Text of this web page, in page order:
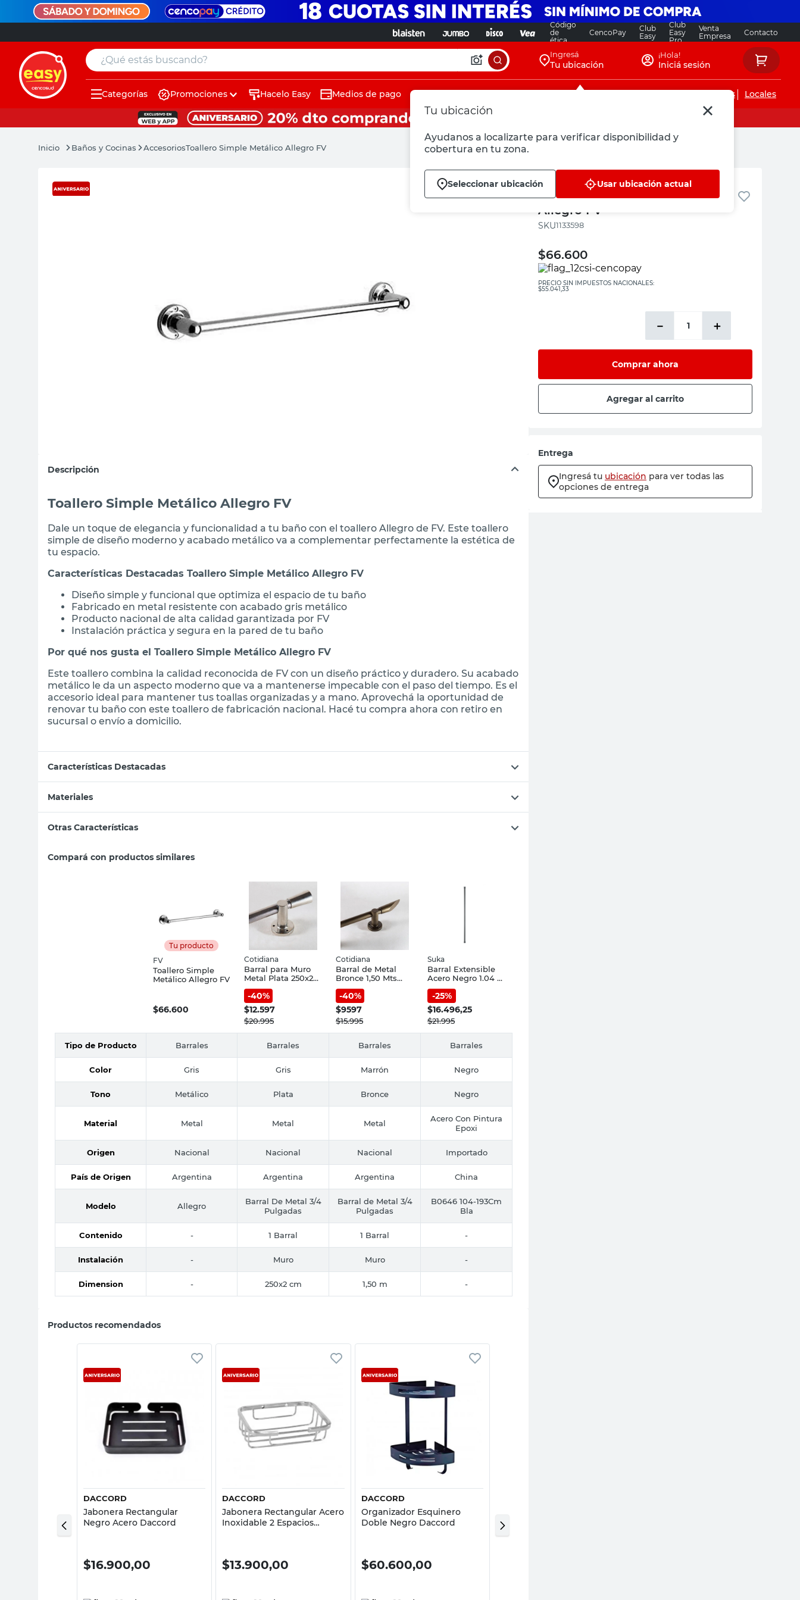
Código
de
ética
CencoPay
Club
Easy
Club
Easy
Pro
Venta
Empresa
Contacto
¿Qué estás buscando? Ingresá
Tu ubicación
Tu ubicación
Ayudanos a localizarte para verificar disponibilidad y
cobertura en tu zona.
Seleccionar ubicación Usar ubicación actual
¡Hola!
Iniciá sesión
Categorías Promociones Hacelo Easy Medios de pago Servicios de instalaciones Locales
Baños y Cocinas AccesoriosToallero Simple Metálico Allegro FV
Descripción
Toallero Simple Metálico Allegro FV
Dale un toque de elegancia y funcionalidad a tu baño con el toallero Allegro de FV. Este toallero
simple de diseño moderno y acabado metálico va a complementar perfectamente la estética de
tu espacio.
Características Destacadas Toallero Simple Metálico Allegro FV
Diseño simple y funcional que optimiza el espacio de tu baño
Fabricado en metal resistente con acabado gris metálico
Producto nacional de alta calidad garantizada por FV
Instalación práctica y segura en la pared de tu baño
Por qué nos gusta el Toallero Simple Metálico Allegro FV
Este toallero combina la calidad reconocida de FV con un diseño práctico y duradero. Su acabado
metálico le da un aspecto moderno que va a mantenerse impecable con el paso del tiempo. Es el
accesorio ideal para mantener tus toallas organizadas y a mano. Aprovechá la oportunidad de
renovar tu baño con este toallero de fabricación nacional. Hacé tu compra ahora con retiro en
sucursal o envío a domicilio.
Características Destacadas
Materiales
Otras Características
Compará con productos similares
Tu producto
FV
Toallero Simple
Metálico Allegro FV
$66.600
Cotidiana
Barral para Muro
Metal Plata 250x2
Cm Cotidiana
-40%
$12.597
$20.995
Cotidiana
Barral de Metal
Bronce 1,50 Mts
3/4" Cotidiana
-40%
$9597
$15.995
Suka
Barral Extensible
Acero Negro 1.04 a
1.93 Mts Suka
-25%
$16.496,25
$21.995
Tipo de Producto Barrales Barrales Barrales Barrales
Color Gris Gris Marrón Negro
Tono Metálico Plata Bronce Negro
Material Metal Metal Metal
Acero Con Pintura
Epoxi
Origen Nacional Nacional Nacional Importado
País de Origen Argentina Argentina Argentina China
Modelo Allegro
Barral De Metal 3/4
Pulgadas
Barral de Metal 3/4
Pulgadas
B0646 104-193Cm
Bla
Contenido - 1 Barral 1 Barral -
Instalación - Muro Muro -
Dimension - 250x2 cm 1,50 m -
Productos recomendados
Vista rápida
DACCORD
Jabonera Rectangular
Negro Acero Daccord
$16.900,00
DACCORD
Jabonera Rectangular Acero
Inoxidable 2 Espacios
$13.900,00
Vista rápida
DACCORD
Organizador Esquinero
Doble Negro Daccord
$60.600,00
Moderno Cotidiana
FV
Toallero Simple Metálico
Allegro FV
:1133598
$66.600
PRECIO SIN IMPUESTOS NACIONALES:
$55.041,33
＋
－
Comprar ahora
Agregar al carrito
Entrega
Ingresá tu ubicación para ver todas las
opciones de entrega
muebles